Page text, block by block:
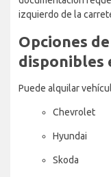
izquierdo de la
Opciones
disponibles
Puede alquilar
Chevrolet
Hyundai
Skoda